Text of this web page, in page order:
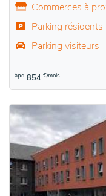
Commerces à
Parking résidents
Parking visiteurs
àpd 854 €/mois